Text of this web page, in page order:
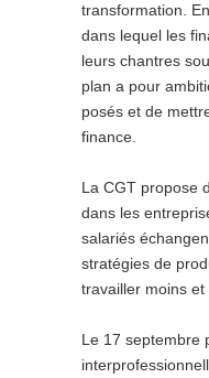
transformation.
dans lequel les
leurs chantres
plan a pour
posés et de
finance.
La CGT propose
dans les
salariés
stratégies de
travailler moins et
Le 17 septembre